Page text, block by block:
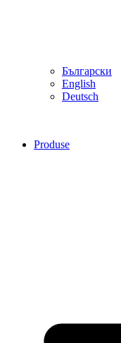
Български
English
Deutsch
Produse